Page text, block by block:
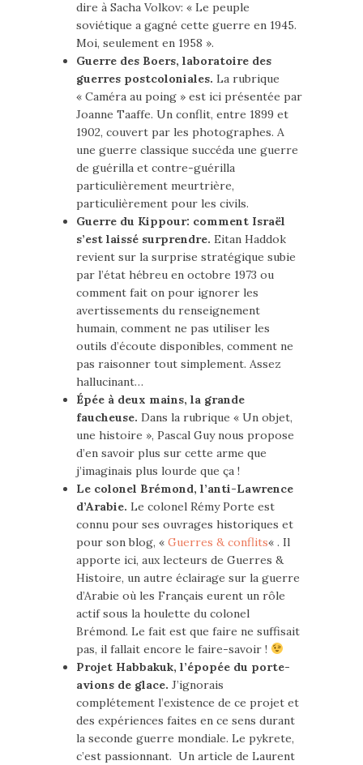
dire à Sacha Volkov: « Le peuple
soviétique a gagné cette guerre en 1945.
Moi, seulement en 1958 ».
Guerre des Boers, laboratoire des
guerres postcoloniales. La rubrique
« Caméra au poing » est ici présentée par
Joanne Taaffe. Un conflit, entre 1899 et
1902, couvert par les photographes. A
une guerre classique succéda une guerre
de guérilla et contre-guérilla
particulièrement meurtrière,
particulièrement pour les civils.
Guerre du Kippour: comment Israël
s’est laissé surprendre. Eitan Haddok
revient sur la surprise stratégique subie
par l’état hébreu en octobre 1973 ou
comment fait on pour ignorer les
avertissements du renseignement
humain, comment ne pas utiliser les
outils d’écoute disponibles, comment ne
pas raisonner tout simplement. Assez
hallucinant…
Épée à deux mains, la grande
faucheuse. Dans la rubrique « Un objet,
une histoire », Pascal Guy nous propose
d’en savoir plus sur cette arme que
j’imaginais plus lourde que ça !
Le colonel Brémond, l’anti-Lawrence
d’Arabie. Le colonel Rémy Porte est
connu pour ses ouvrages historiques et
pour son blog, « Guerres & conflits« . Il
apporte ici, aux lecteurs de Guerres &
Histoire, un autre éclairage sur la guerre
d’Arabie où les Français eurent un rôle
actif sous la houlette du colonel
Brémond. Le fait est que faire ne suffisait
pas, il fallait encore le faire-savoir !
Projet Habbakuk, l’épopée du porte-
avions de glace. J’ignorais
complétement l’existence de ce projet et
des expériences faites en ce sens durant
la seconde guerre mondiale. Le pykrete,
c’est passionnant. Un article de Laurent